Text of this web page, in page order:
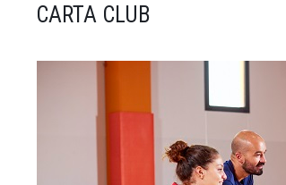
CARTA CLUB